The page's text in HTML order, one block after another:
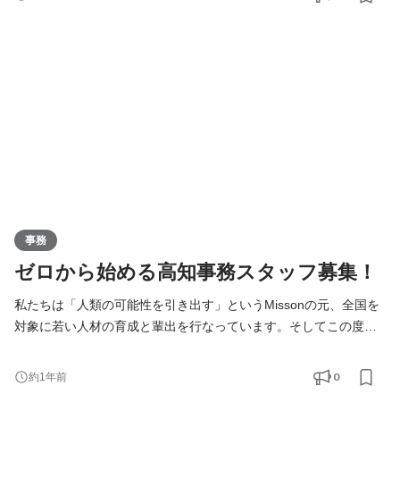
理（手配師）ではありません。予算の組み立てからクライアント
事務
ゼロから始める高知事務スタッフ募集！
私たちは「人類の可能性を引き出す」というMissonの元、全国を
対象に若い人材の育成と輩出を行なっています。そしてこの度、
支社を通じて、地元企業との連携を図りながら地域の魅力を最大
限に活かし、地方から全国へと挑戦の輪を広げていきます。地方
約1年前 0